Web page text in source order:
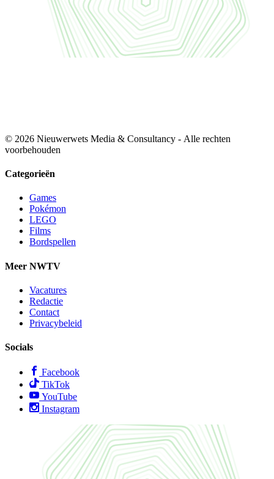
© 2026 Nieuwerwets Media & Consultancy - Alle rechten
voorbehouden
Categorieën
Games
Pokémon
LEGO
Films
Bordspellen
Meer NWTV
Vacatures
Redactie
Contact
Privacybeleid
Socials
Facebook
TikTok
YouTube
Instagram